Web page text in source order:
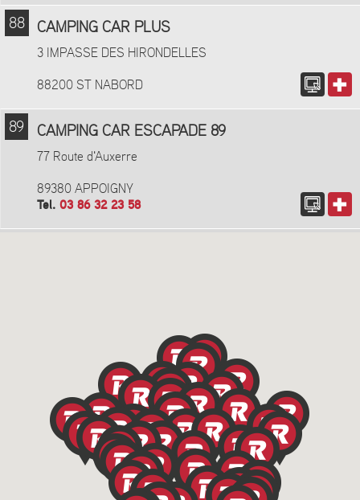
88 CAMPING CAR PLUS
3 IMPASSE DES HIRONDELLES
88200 ST NABORD
89 CAMPING CAR ESCAPADE 89
77 Route d'Auxerre
89380 APPOIGNY
Tel. 03 86 32 23 58